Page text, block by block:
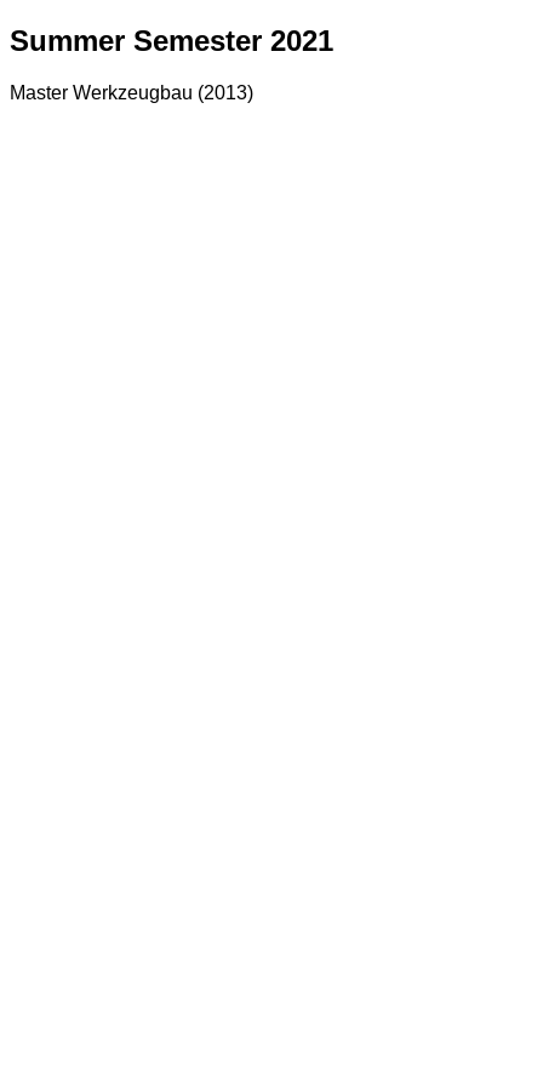
Summer Semester 2021
Master Werkzeugbau (2013)